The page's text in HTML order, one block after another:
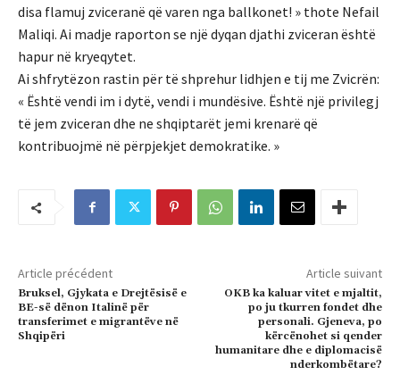
disa flamuj zviceranë që varen nga ballkonet! » thote Nefail
Maliqi. Ai madje raporton se një dyqan djathi zviceran është
hapur në kryeqytet.
Ai shfrytëzon rastin për të shprehur lidhjen e tij me Zvicrën:
« Është vendi im i dytë, vendi i mundësive. Është një privilegj
të jem zviceran dhe ne shqiptarët jemi krenarë që
kontribuojmë në përpjekjet demokratike. »
Article précédent
Bruksel, Gjykata e Drejtësisë e
BE-së dënon Italinë për
transferimet e migrantëve në
Shqipëri
Article suivant
OKB ka kaluar vitet e mjaltit,
po ju tkurren fondet dhe
personali. Gjeneva, po
kërcënohet si qender
humanitare dhe e diplomacisë
nderkombëtare?